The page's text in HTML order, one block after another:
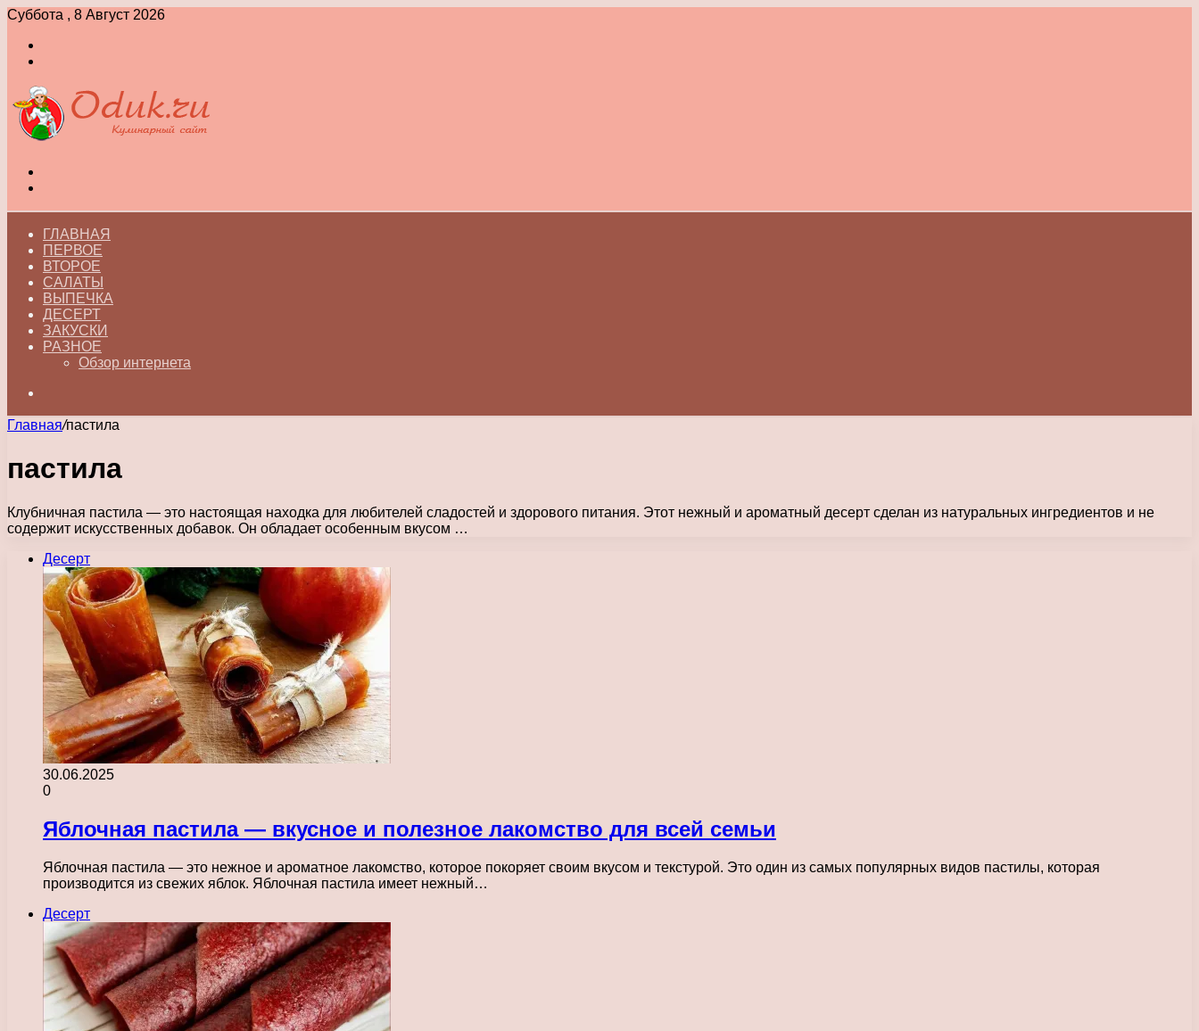
Суббота , 8 Август 2026
ГЛАВНАЯ
ПЕРВОЕ
ВТОРОЕ
САЛАТЫ
ВЫПЕЧКА
ДЕСЕРТ
ЗАКУСКИ
РАЗНОЕ
Обзор интернета
Главная/пастила
пастила
Клубничная пастила — это настоящая находка для любителей сладостей и здорового питания. Этот нежный и ароматный десерт сделан из натуральных ингредиентов и не
содержит искусственных добавок. Он обладает особенным вкусом …
Десерт
30.06.2025
0
Яблочная пастила — вкусное и полезное лакомство для всей семьи
Яблочная пастила — это нежное и ароматное лакомство, которое покоряет своим вкусом и текстурой. Это один из самых популярных видов пастилы, которая
производится из свежих яблок. Яблочная пастила имеет нежный…
Десерт